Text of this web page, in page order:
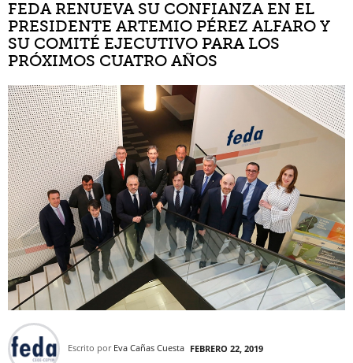
FEDA RENUEVA SU CONFIANZA EN EL
PRESIDENTE ARTEMIO PÉREZ ALFARO Y
SU COMITÉ EJECUTIVO PARA LOS
PRÓXIMOS CUATRO AÑOS
Escrito por Eva Cañas Cuesta FEBRERO 22, 2019